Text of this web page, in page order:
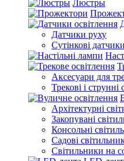
Люстры
Датчики руху
Сутінкові датчики
Аксесуари для
Трекові і струнні
Архітектурні
Закопувані
Консольні
Садові
Світильники на